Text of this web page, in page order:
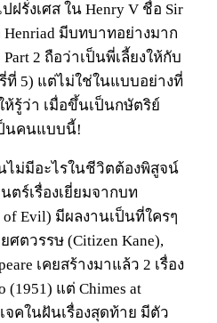
ฝรั่งเศส ใน Henry V ชื่อ Sir
Henriad มีบทบาทอย่างมาก
2 ถือว่าเป็นพี่เลี้ยงให้กับ
รี่ที่ 5) แต่ไม่ใช่ในแบบอย่างที่
รู้ว่า เมื่อขึ้นเป็นกษัตริย์
นคนแบบนี้!
ไม่มีอะไรในชีวิตต้องพิสูจน์
ตร์เรื่องเยี่ยมจากบท
Evil) มีผลงานเป็นที่ใครๆ
ตวรรษ (Citizen Kane),
เคยสร้างมาแล้ว 2 เรื่อง
(1951) แต่ Chimes at
จคในฝันเรื่องสุดท้าย มีตัว